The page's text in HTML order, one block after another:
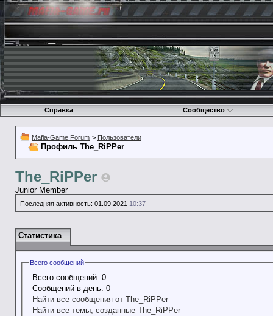
Справка Сообщество
Mafia-Game Forum > Пользователи
Профиль The_RiPPer
The_RiPPer
Junior Member
Последняя активность: 01.09.2021 10:37
Статистика
Всего сообщений
Всего сообщений: 0
Сообщений в день: 0
Найти все сообщения от The_RiPPer
Найти все темы, созданные The_RiPPer